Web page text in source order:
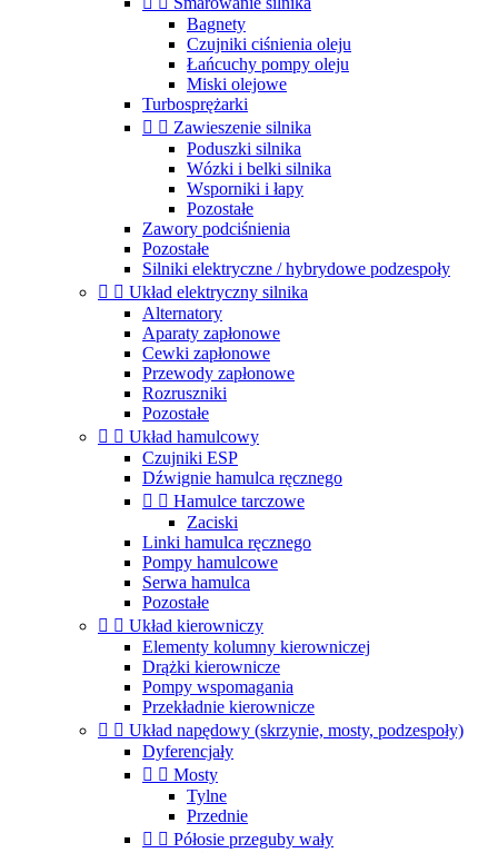
Bagnety
Czujniki ciśnienia oleju
Łańcuchy pompy oleju
Miski olejowe
Turbosprężarki
  Zawieszenie silnika
Poduszki silnika
Wózki i belki silnika
Wsporniki i łapy
Pozostałe
Zawory podciśnienia
Pozostałe
Silniki elektryczne / hybrydowe podzespoły
  Układ elektryczny silnika
Alternatory
Aparaty zapłonowe
Cewki zapłonowe
Przewody zapłonowe
Rozruszniki
Pozostałe
  Układ hamulcowy
Czujniki ESP
Dźwignie hamulca ręcznego
  Hamulce tarczowe
Zaciski
Linki hamulca ręcznego
Pompy hamulcowe
Serwa hamulca
Pozostałe
  Układ kierowniczy
Elementy kolumny kierowniczej
Drążki kierownicze
Pompy wspomagania
Przekładnie kierownicze
  Układ napędowy (skrzynie, mosty, podzespoły)
Dyferencjały
  Mosty
Tylne
Przednie
  Półosie przeguby wały